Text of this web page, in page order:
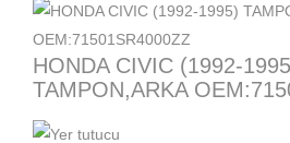
HONDA CIVIC (1992-
TAMPON,ARKA